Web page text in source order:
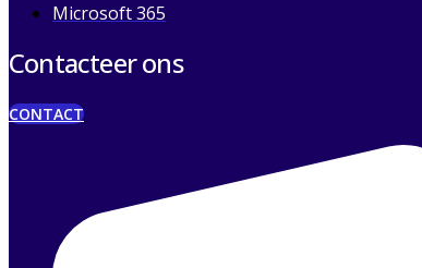
Microsoft 365
Contacteer ons
CONTACT